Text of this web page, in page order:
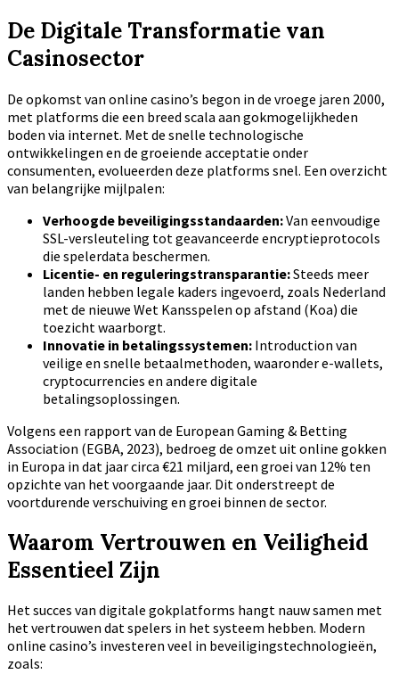
De Digitale Transformatie van
Casinosector
De opkomst van online casino’s begon in de vroege jaren 2000,
met platforms die een breed scala aan gokmogelijkheden
boden via internet. Met de snelle technologische
ontwikkelingen en de groeiende acceptatie onder
consumenten, evolueerden deze platforms snel. Een overzicht
van belangrijke mijlpalen:
Verhoogde beveiligingsstandaarden:Van eenvoudige
SSL-versleuteling tot geavanceerde encryptieprotocols
die spelerdata beschermen.
Licentie- en reguleringstransparantie:Steeds meer
landen hebben legale kaders ingevoerd, zoals Nederland
met de nieuwe Wet Kansspelen op afstand (Koa) die
toezicht waarborgt.
Innovatie in betalingssystemen: Introduction van
veilige en snelle betaalmethoden, waaronder e-wallets,
cryptocurrencies en andere digitale
betalingsoplossingen.
Volgens een rapport van de European Gaming & Betting
Association (EGBA, 2023), bedroeg de omzet uit online gokken
in Europa in dat jaar circa €21 miljard, een groei van 12% ten
opzichte van het voorgaande jaar. Dit onderstreept de
voortdurende verschuiving en groei binnen de sector.
Waarom Vertrouwen en Veiligheid
Essentieel Zijn
Het succes van digitale gokplatforms hangt nauw samen met
het vertrouwen dat spelers in het systeem hebben. Modern
online casino’s investeren veel in beveiligingstechnologieën,
zoals: